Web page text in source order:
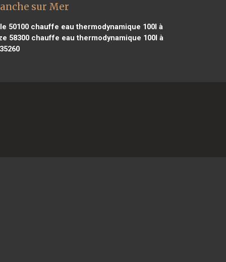
sur Mer
50100 chauffe eau thermodynamique 100l à
58300chauffe eau thermodynamique 100l à